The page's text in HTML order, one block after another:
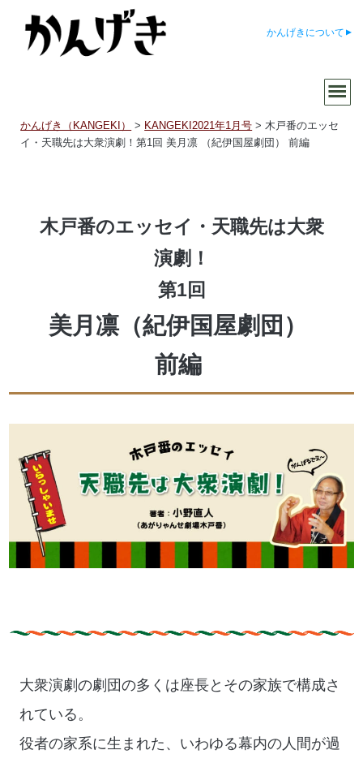
かんげきについて
かんげき（KANGEKI） > KANGEKI2021年1月号 >木戸番のエッセ
イ・天職先は大衆演劇！第1回 美月凛 （紀伊国屋劇団） 前編
木戸番のエッセイ・天職先は大衆
演劇！
第1回
美月凛（紀伊国屋劇団）
前編
大衆演劇の劇団の多くは座長とその家族で構成さ
れている。
役者の家系に生まれた、いわゆる幕内の人間が過